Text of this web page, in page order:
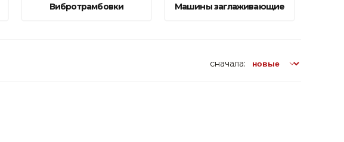
Вибротрамбовки Машины заглаживающие
сначала: